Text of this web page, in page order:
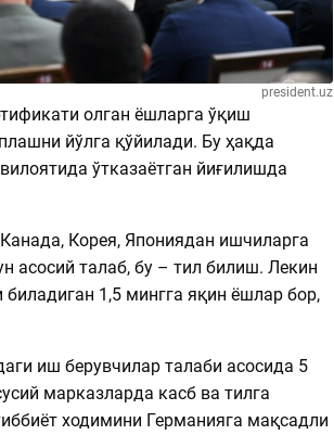
president.uz
олган ёшларга ўқиш
йўлга қўйилади. Бу ҳақда
ўтказаётган йиғилишда
Корея, Япониядан ишчиларга
асосий талаб, бу – тил билиш. Лекин
1,5 мингга яқин ёшлар бор,
иш берувчилар талаби асосида 5
марказларда касб ва тилга
ходимини Германияга мақсадли